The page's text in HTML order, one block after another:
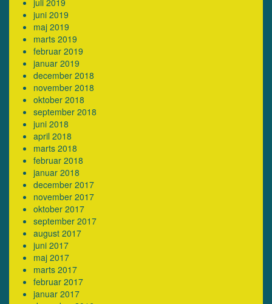
juli 2019
juni 2019
maj 2019
marts 2019
februar 2019
januar 2019
december 2018
november 2018
oktober 2018
september 2018
juni 2018
april 2018
marts 2018
februar 2018
januar 2018
december 2017
november 2017
oktober 2017
september 2017
august 2017
juni 2017
maj 2017
marts 2017
februar 2017
januar 2017